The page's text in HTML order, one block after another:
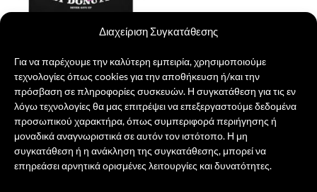
Διαχείριση Συγκατάθεσης
Για να παρέχουμε την καλύτερη εμπειρία, χρησιμοποιούμε
τεχνολογίες όπως cookies για την αποθήκευση ή/και την
πρόσβαση σε πληροφορίες συσκευών. Η συγκατάθεση για τις εν
λόγω τεχνολογίες θα μας επιτρέψει να επεξεργαστούμε δεδομένα
προσωπικού χαρακτήρα, όπως συμπεριφορά περιήγησης ή
μοναδικά αναγνωριστικά σε αυτόν τον ιστότοπο. Η μη
συγκατάθεση ή η ανάκληση της συγκατάθεσης, μπορεί να
επηρεάσει αρνητικά ορισμένες λειτουργίες και δυνατότητες.
επιλογές
σελίδα
του
προϊόντος
επιλογές
να
στη
σελίδα
προϊόντος
Powered by Donuts
21,00€
ΕΠΙΛΟΓΉ
Αυτό